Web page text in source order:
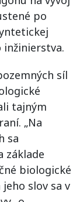
po
síl
tajným
„Na
sa
základe
biologické
jeho slov sa v